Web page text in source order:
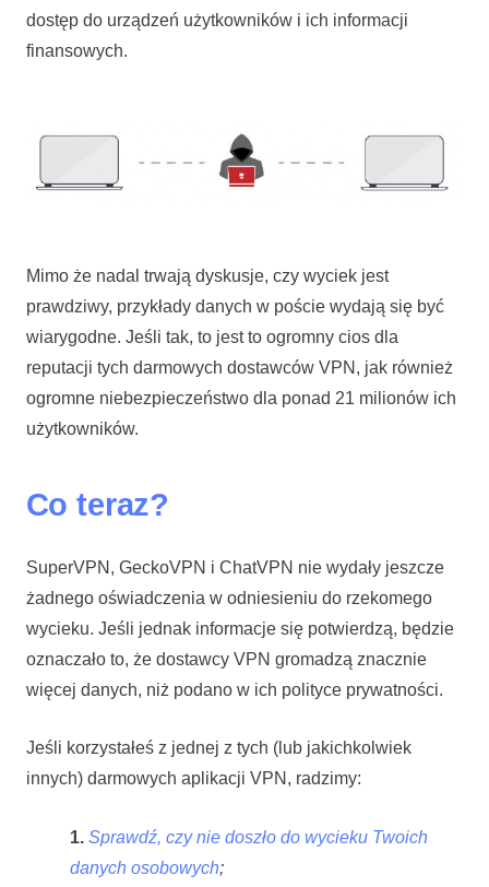
dostęp do urządzeń użytkowników i ich informacji
finansowych.
Mimo że nadal trwają dyskusje, czy wyciek jest
prawdziwy, przykłady danych w poście wydają się być
wiarygodne. Jeśli tak, to jest to ogromny cios dla
reputacji tych darmowych dostawców VPN, jak również
ogromne niebezpieczeństwo dla ponad 21 milionów ich
użytkowników.
Co teraz?
SuperVPN, GeckoVPN i ChatVPN nie wydały jeszcze
żadnego oświadczenia w odniesieniu do rzekomego
wycieku. Jeśli jednak informacje się potwierdzą, będzie
oznaczało to, że dostawcy VPN gromadzą znacznie
więcej danych, niż podano w ich polityce prywatności.
Jeśli korzystałeś z jednej z tych (lub jakichkolwiek
innych) darmowych aplikacji VPN, radzimy:
1. Sprawdź, czy nie doszło do wycieku Twoich
danych osobowych;